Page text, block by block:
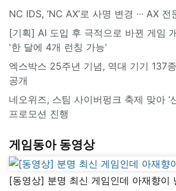
NC IDS, ‘NC AX’로 사명 변경 ∙∙∙ AX
[기획] AI 도입 후 극적으로 바뀐 게임
'한 달에 4개 런칭 가능'
엑스박스 25주년 기념, 역대 기기 137
공개
네오위즈, 스팀 사이버펑크 축제 맞아 ‘
프로모션 진행
게임동아 동영상
[동영상] 분명 최신 게임인데 아재향이